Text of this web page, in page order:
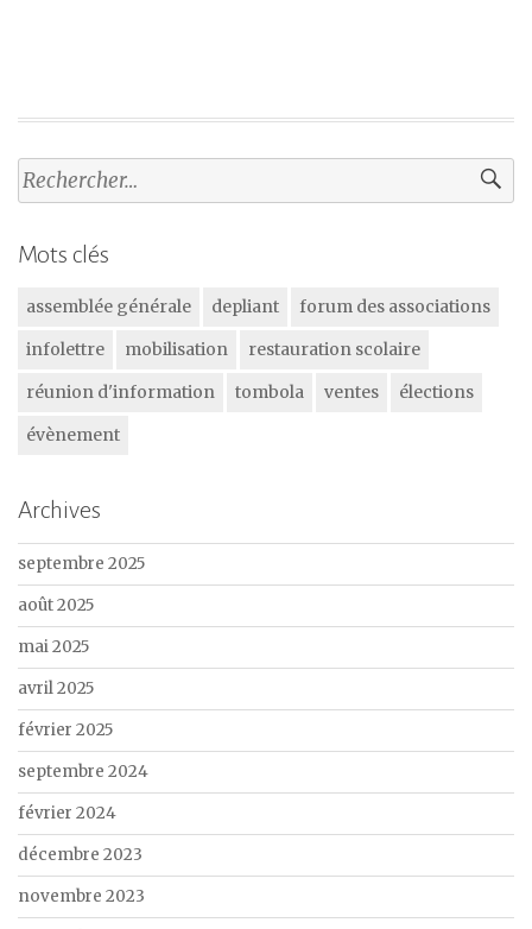
Rechercher :
Mots clés
assemblée générale depliant
forum des associations
infolettre
mobilisation
restauration scolaire
réunion d'information
tombola ventes
élections
évènement
Archives
septembre 2025
août 2025
mai 2025
avril 2025
février 2025
septembre 2024
février 2024
décembre 2023
novembre 2023